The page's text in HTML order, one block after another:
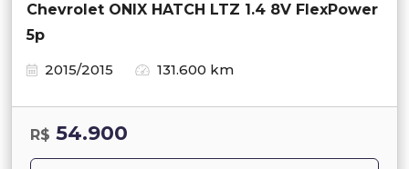
Chevrolet ONIX HATCH LTZ 1.4 8V FlexPower
5p
2015/2015
131.600 km
R$ 54.900